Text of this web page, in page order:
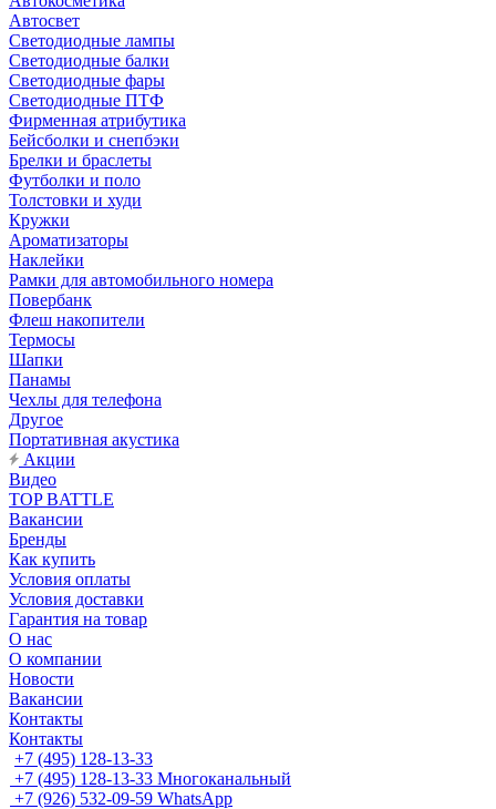
Автосвет
Светодиодные лампы
Светодиодные балки
Светодиодные фары
Светодиодные ПТФ
Фирменная атрибутика
Бейсболки и снепбэки
Брелки и браслеты
Футболки и поло
Толстовки и худи
Кружки
Ароматизаторы
Наклейки
Рамки для автомобильного номера
Повербанк
Флеш накопители
Термосы
Шапки
Панамы
Чехлы для телефона
Другое
Портативная акустика
Акции
Видео
TOP BATTLE
Вакансии
Бренды
Как купить
Условия оплаты
Условия доставки
Гарантия на товар
О нас
О компании
Новости
Вакансии
Контакты
Контакты
+7 (495) 128-13-33
+7 (495) 128-13-33 Многоканальный
+7 (926) 532-09-59 WhatsApp